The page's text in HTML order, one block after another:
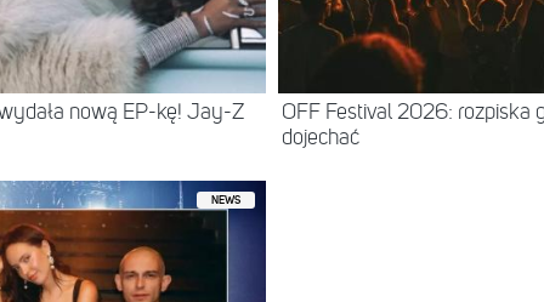
nową EP-kę! Jay-Z
OFF Festival 2026: rozpiska
dojechać
NEWS